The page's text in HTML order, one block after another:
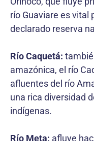
río Guaviare es vital
declarado reserva
Río Caquetá:
amazónica, el río
afluentes del río
una rica diversidad
indígenas.
Río Meta: afluye